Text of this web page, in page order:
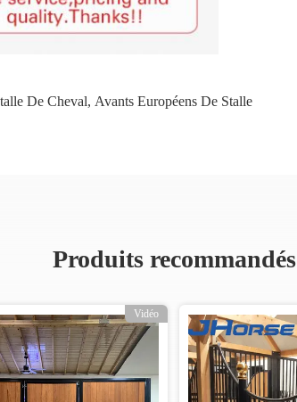
De Cheval, Avants Européens De Stalle
Produits recommandés
Vidéo Vidéo